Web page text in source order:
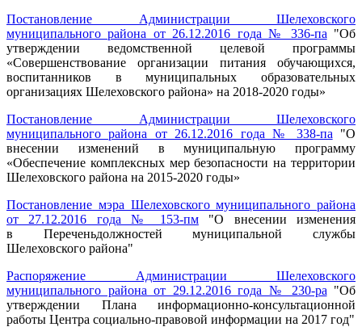
Постановление Администрации Шелеховского
муниципального района от 26.12.2016 года № 336-па "Об
утверждении ведомственной целевой программы
«Совершенствование организации питания обучающихся,
воспитанников в муниципальных образовательных
организациях Шелеховского района» на 2018-2020 годы»
Постановление Администрации Шелеховского
муниципального района от 26.12.2016 года № 338-па "О
внесении изменений в муниципальную программу
«Обеспечение комплексных мер безопасности на территории
Шелеховского района на 2015-2020 годы»
Постановление мэра Шелеховского муниципального района
от 27.12.2016 года № 153-пм"О внесении изменения
в Переченьдолжностей муниципальной службы
Шелеховского района"
Распоряжение Администрации Шелеховского
муниципального района от 29.12.2016 года № 230-ра "Об
утверждении Плана информационно-консультационной
работы Центра социально-правовой информации на 2017 год"